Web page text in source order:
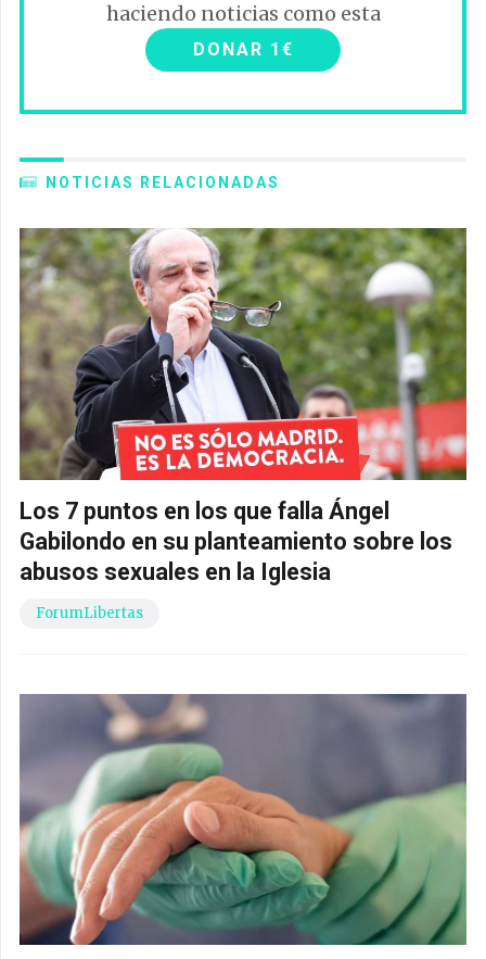
haciendo noticias como esta
DONAR 1€
NOTICIAS RELACIONADAS
Los 7 puntos en los que falla Ángel
Gabilondo en su planteamiento sobre los
abusos sexuales en la Iglesia
ForumLibertas